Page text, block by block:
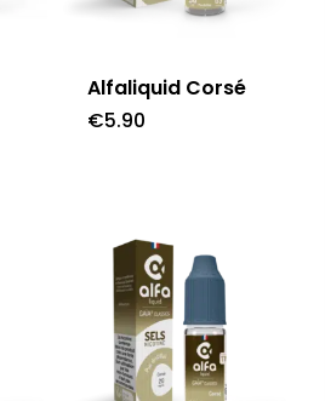
Alfaliquid Corsé
€5.90